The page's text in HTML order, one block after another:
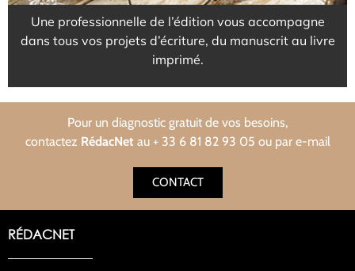
Une professionnelle de l’édition vous accompagne
dans tous vos projets d’écriture, du manuscrit au livre
imprimé.
Pour un diagnostic gratuit de vos besoins,
contactez RédacNet au + 33 6 81 82 93 05 ou par e-mail
CONTACT
RÉDACNET